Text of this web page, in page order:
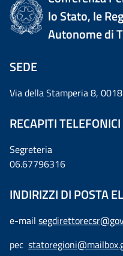
lo Stato, le
Autonome di
SEDE
Via della Stamperia 8,
RECAPITI TELEFONICI
Segreteria
06.67796316
INDIRIZZI DI POSTA
e-mail
pec